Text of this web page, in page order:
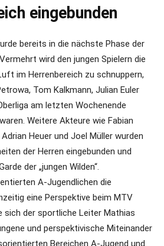
eingebunden
bereits in die nächste Phase der
wird den jungen Spielern die
im Herrenbereich zu schnuppern,
Tom Kalkmann, Julian Euler
am letzten Wochenende
Weitere Akteure wie Fabian
Heuer und Joel Müller wurden
der Herren eingebunden und
der „jungen Wilden“.
A-Jugendlichen die
eine Perspektive beim MTV
sich der sportliche Leiter Mathias
und perspektivische Miteinander
Bereichen A-Jugend und